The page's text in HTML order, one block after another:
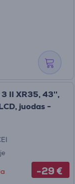
-29 €
II XR35, 43'',
juodas -